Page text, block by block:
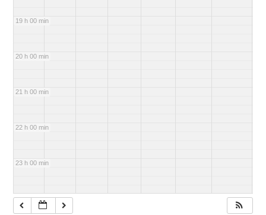
19 h 00 min
20 h 00 min
21 h 00 min
22 h 00 min
23 h 00 min